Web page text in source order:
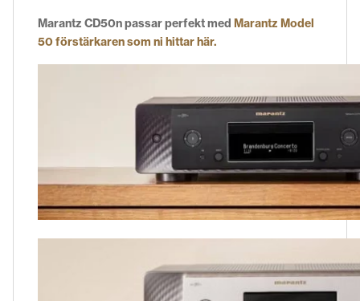
Marantz CD50n passar perfekt med Marantz Model
50 förstärkaren som ni hittar här.